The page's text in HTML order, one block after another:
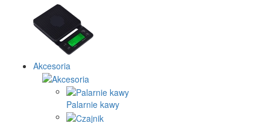
Akcesoria
Palarnie kawy